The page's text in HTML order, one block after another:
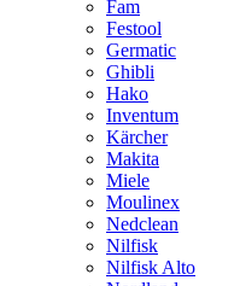
Fam
Festool
Germatic
Ghibli
Hako
Inventum
Kärcher
Makita
Miele
Moulinex
Nedclean
Nilfisk
Nilfisk Alto